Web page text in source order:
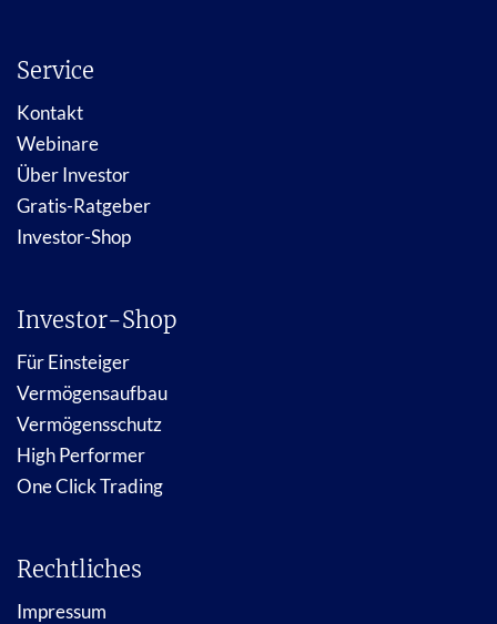
Service
Kontakt
Webinare
Über Investor
Gratis-Ratgeber
Investor-Shop
Investor-Shop
Für Einsteiger
Vermögensaufbau
Vermögensschutz
High Performer
One Click Trading
Rechtliches
Impressum